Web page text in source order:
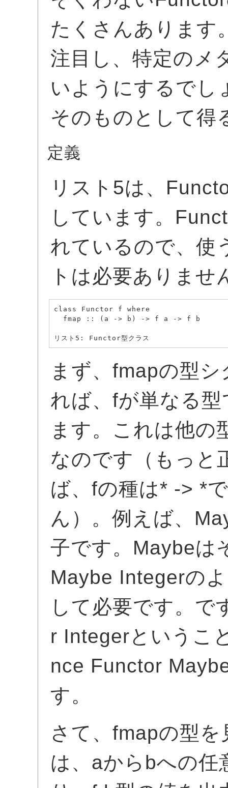
たくさんあります
注目し、特定のメ
いようにするでし
そのものとして得
定義
リスト5は、
しています。
れているので、使
トは必要ありませ
class Functor f where
  fmap :: (a -> b) -> f a -> f b
リスト5: Functor型クラス
まず、fmapの型
れば、fが単なる
ます。これは他の
なのです（もっと
ば、fの種は* -> *
ん）。例えば、
子です。Maybeは
Maybe Integerの
して必要です。で
r Integerというこ
nce Functor
す。
さて、fmapの型
は、aからbへの任